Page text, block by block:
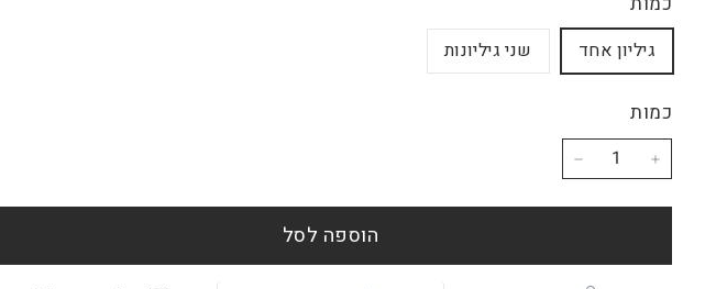
גיליון אחד שני גיליונות
כמות
− +
הוספה לסל